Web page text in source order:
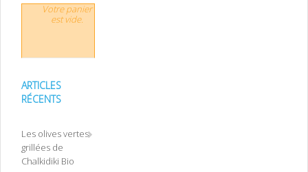
Votre panier
est vide.
ARTICLES
RÉCENTS
Les olives vertes
grillées de
Chalkidiki Bio